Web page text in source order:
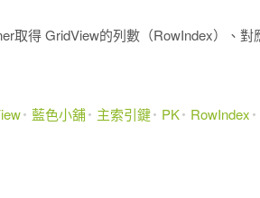
取得 GridView的列數（RowIndex）、
藍色小舖 主索引鍵 PK RowIndex